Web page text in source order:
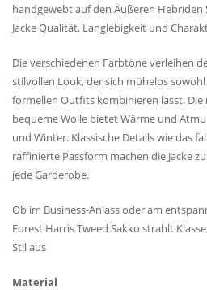
handgewebt auf den Äußeren
Jacke Qualität, Langlebigkeit und
Die verschiedenen Farbtöne verleihen
stilvollen Look, der sich mühelos sowohl
formellen Outfits kombinieren lässt.
bequeme Wolle bietet Wärme und
und Winter. Klassische Details wie das
raffinierte Passform machen die Jacke
jede Garderobe.
Ob im Business-Anlass oder am
Forest Harris Tweed Sakko strahlt
Stil aus
Material